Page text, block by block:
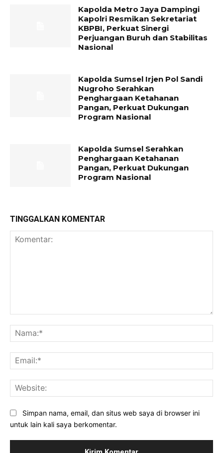
Kapolda Metro Jaya Dampingi
Kapolri Resmikan Sekretariat
KBPBI, Perkuat Sinergi
Perjuangan Buruh dan Stabilitas
Nasional
Kapolda Sumsel Irjen Pol Sandi
Nugroho Serahkan
Penghargaan Ketahanan
Pangan, Perkuat Dukungan
Program Nasional
Kapolda Sumsel Serahkan
Penghargaan Ketahanan
Pangan, Perkuat Dukungan
Program Nasional
TINGGALKAN KOMENTAR
Simpan nama, email, dan situs web saya di browser ini
untuk lain kali saya berkomentar.